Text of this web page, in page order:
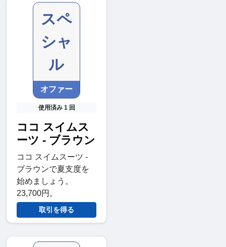
スペ
シャ
ル
オファー
使用済み 1 回
ココ スイムス
ーツ - ブラウン
ココ スイムスーツ -
ブラウンで夏支度を
始めましょう。
23,700円。
取引を得る